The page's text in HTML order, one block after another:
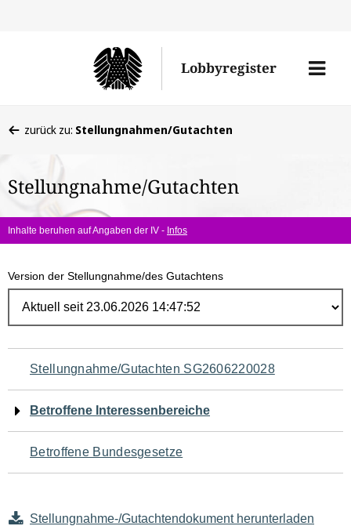
Lobbyregister
Menü
befinden
hier:
zurück zu: Stellungnahmen/Gutachten
Stellungnahme/Gutachten
Inhalte beruhen auf Angaben der IV - Infos
Version der Stellungnahme/des Gutachtens
Navigation
für
den
Seiteninhalt
Stellungnahme/Gutachten SG2606220028
Betroffene Interessenbereiche
Betroffene Bundesgesetze
Stellungnahme-/Gutachtendokument herunterladen